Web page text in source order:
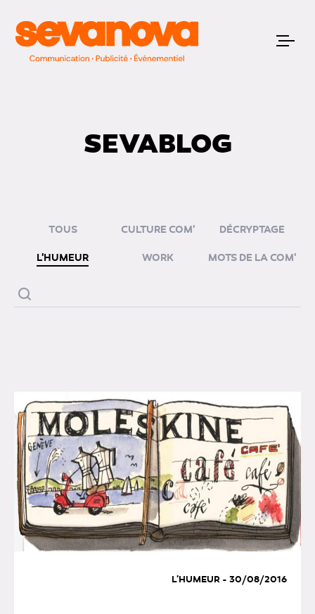
SEVABLOG
TOUS CULTURE COM' DÉCRYPTAGE
L'HUMEUR WORK MOTS DE LA COM'
L'HUMEUR - 30/08/2016